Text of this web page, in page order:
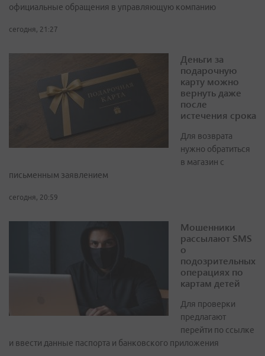
официальные обращения в управляющую компанию
сегодня, 21:27
Деньги за
подарочную
карту можно
вернуть даже
после
истечения срока
Для возврата
нужно обратиться
в магазин с
письменным заявлением
сегодня, 20:59
Мошенники
рассылают SMS
о
подозрительных
операциях по
картам детей
Для проверки
предлагают
перейти по ссылке
и ввести данные паспорта и банковского приложения